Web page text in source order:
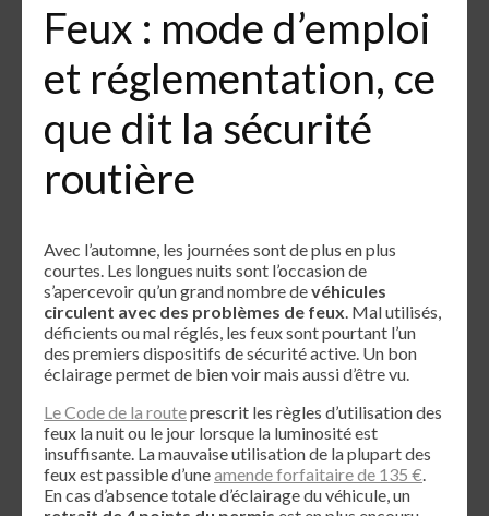
Feux : mode d’emploi
et réglementation, ce
que dit la sécurité
routière
Avec l’automne, les journées sont de plus en plus
courtes. Les longues nuits sont l’occasion de
s’apercevoir qu’un grand nombre devéhicules
circulent avec des problèmes de feux . Mal utilisés,
déficients ou mal réglés, les feux sont pourtant l’un
des premiers dispositifs de sécurité active. Un bon
éclairage permet de bien voir mais aussi d’être vu.
Le Code de la routeprescrit les règles d’utilisation des
feux la nuit ou le jour lorsque la luminosité est
insuffisante. La mauvaise utilisation de la plupart des
feux est passible d’uneamende forfaitaire de 135 €
En cas d’absence totale d’éclairage du véhicule, un